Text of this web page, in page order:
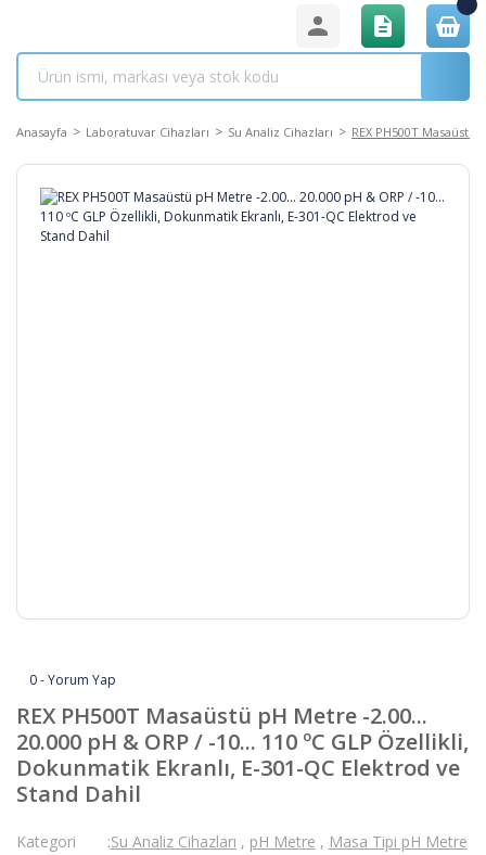
Anasayfa Laboratuvar Cihazları Su Analiz Cihazları REX PH500T
0 - Yorum Yap
REX PH500T Masaüstü pH Metre -2.00...
20.000 pH & ORP / -10... 110 ºC GLP Özellikli,
Dokunmatik Ekranlı, E-301-QC Elektrod ve
Stand Dahil
Kategori Su Analiz Cihazları , pH Metre , Masa Tipi pH Metre